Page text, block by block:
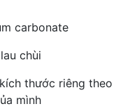
carbonate
chùi
thước riêng theo
mình